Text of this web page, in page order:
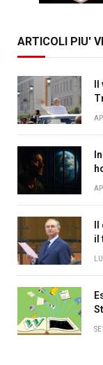
ARTICOLI PIU'
il